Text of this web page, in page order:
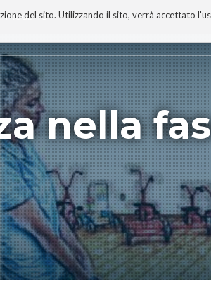
del sito. Utilizzando il sito, verrà accettato
PROGETTO
nella